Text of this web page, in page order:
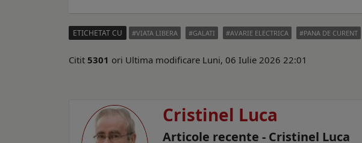
ETICHETAT CU VIATA LIBERA GALATI AVARIE ELECTRICA PANA DE CURENT
Citit 5301 ori Ultima modificare Luni, 06 Iulie 2026 22:01
Cristinel Luca
Articole recente - Cristinel Luca